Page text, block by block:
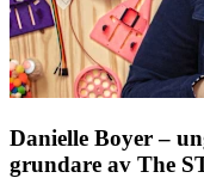
Danielle Boyer –
grundare av The